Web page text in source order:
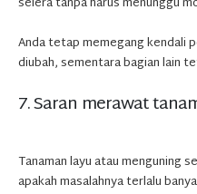
Anda tetap memegang kendali
diubah, sementara bagian lain
7. Saran merawat
Tanaman layu atau menguning
apakah masalahnya terlalu